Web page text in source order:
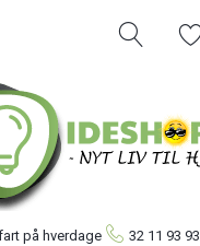
på hverdage 32 11 93 93